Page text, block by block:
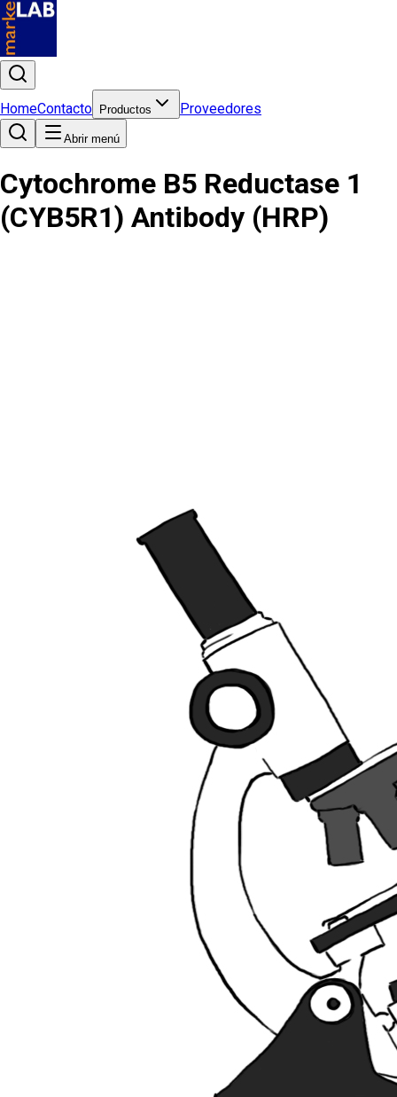
HomeContacto Productos Proveedores
Abrir menú
Cytochrome B5 Reductase 1
(CYB5R1) Antibody (HRP)